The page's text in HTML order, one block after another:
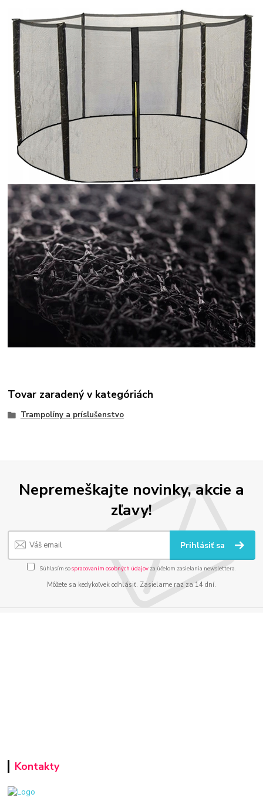
Tovar zaradený v kategóriách
Trampolíny a príslušenstvo
Nepremeškajte novinky, akcie a
zľavy!
Prihlásiť sa
Súhlasím sospracovaním osobných údajov za účelom zasielania newslettera.
Môžete sa kedykoľvek odhlásiť. Zasielame raz za 14 dní.
Kontakty